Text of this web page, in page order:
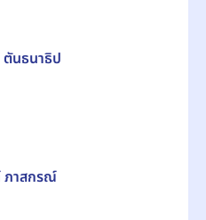
นธนาธิป
าสกรณ์